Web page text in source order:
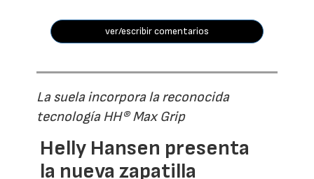
ver/escribir comentarios
La suela incorpora la reconocida
tecnología HH® Max Grip
Helly Hansen presenta
la nueva zapatilla